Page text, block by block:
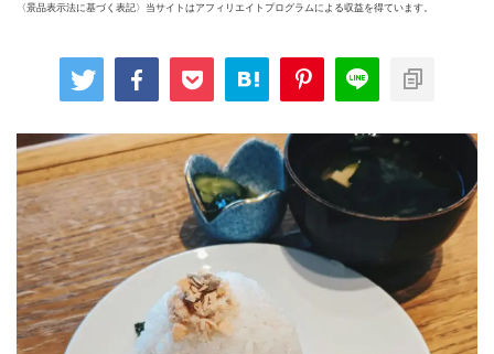
〈景品表示法に基づく表記〉当サイトはアフィリエイトプログラムによる収益を得ています。